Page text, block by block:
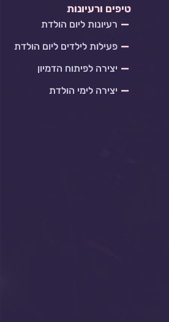
טיפים ורעיונות
רעיונות ליום הולדת
פעילות לילדים ליום הולדת
יצירה לפיתוח הדמיון
יצירה לימי הולדת